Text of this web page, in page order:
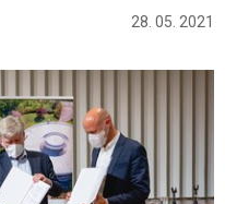
Microsoft
28. 05. 2021